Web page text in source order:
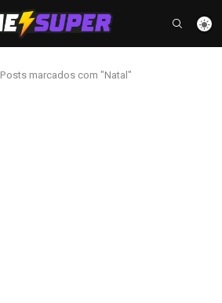
Posts marcados com "Natal"